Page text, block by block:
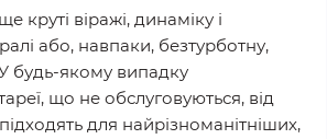
круті віражі, динаміку і
або, навпаки, безтурботну,
будь-якому випадку
що не обслуговуються, від
для найрізноманітніших,